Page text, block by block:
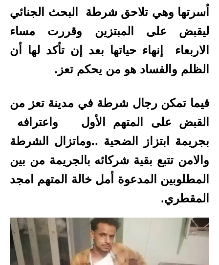
أسرتها وهي تلاحق شرطة البحث الجنائي
ليقبض على المبتزين وقررت مساء
الاربعاء إنهاء حياتها بعد إن تأكد لها أن
الظلم والفساد هو من يحكم تعز.
فيما تمكن رجال شرطة في مدينة تعز من
القبض على المتهم الأول واعترافه
بجريمة ابتزاز الضحية ..وماتزال الشرطة
والامن تتبع بقية شركائه بالجريمة من بين
المطلوبين المدعوة أمل خالة المتهم امجد
المقطري.